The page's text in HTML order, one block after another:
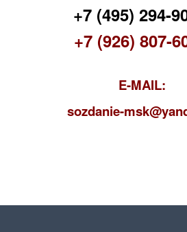
+7 (495) 294-
+7 (926) 807-
E-MAIL:
sozdanie-